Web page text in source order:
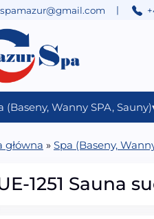
spamazur@gmail.com |
(Baseny, Wanny SPA, Sauny)
główna » Spa (Baseny,
1251 Sauna